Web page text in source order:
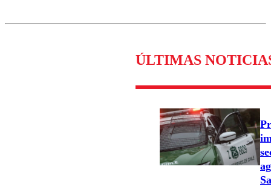
ÚLTIMAS